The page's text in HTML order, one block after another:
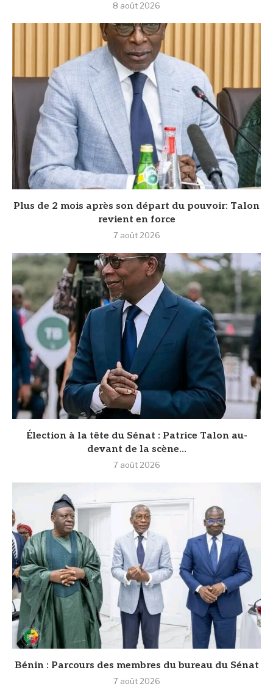
8 août 2026
Plus de 2 mois après son départ du pouvoir: Talon
revient en force
7 août 2026
Élection à la tête du Sénat : Patrice Talon au-
devant de la scène...
7 août 2026
Bénin : Parcours des membres du bureau du Sénat
7 août 2026